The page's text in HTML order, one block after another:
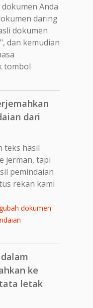
Anda
daring
dokumen
dan kemudian
tombol
dari
teks hasil
jerman, tapi
pemindaian
rekan kami
dokumen
ke
letak